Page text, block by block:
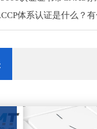
体系认证是什么？有